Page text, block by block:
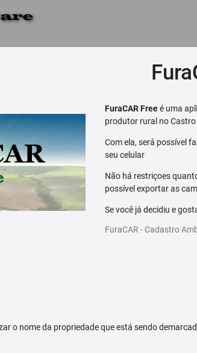
FuraCAR Freeé uma
produtor rural no
Com ela, será possível
seu celular
Não há restriçoes
possível exportar as
Se você já decidiu e
FuraCAR - Cadastro
o nome da propriedade que está sendo